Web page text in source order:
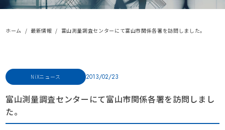
ホーム 最新情報 富山測量調査センターにて富山市関係各署を訪問しました。
NiXニュース 2013/02/23
富山測量調査センターにて富山市関係各署を訪問しまし
た。